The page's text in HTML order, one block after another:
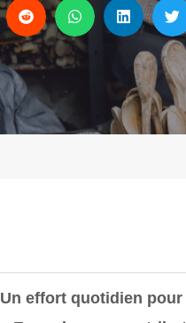
Un effort quotidien